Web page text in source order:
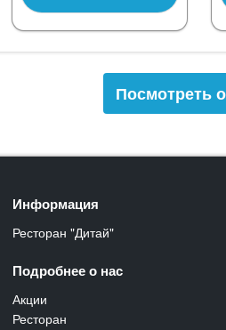
Посмотреть
Информация
Ресторан "Дитай"
Подробнее о нас
Акции
Ресторан